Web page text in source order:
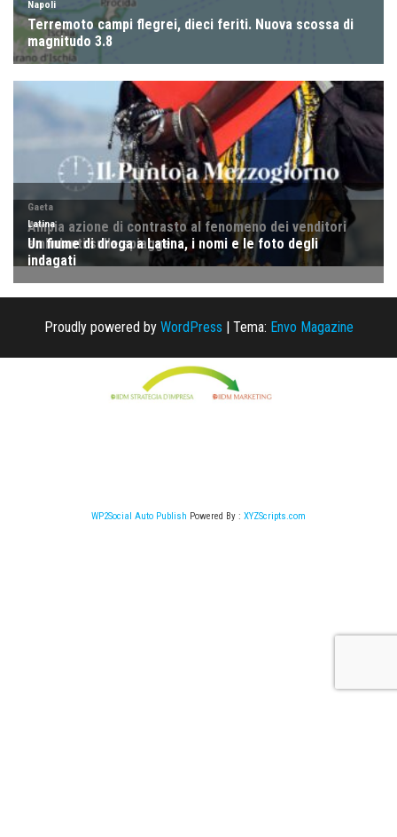
Proudly powered by WordPress | Tema: Envo Magazine
WP2Social Auto Publish Powered By : XYZScripts.com